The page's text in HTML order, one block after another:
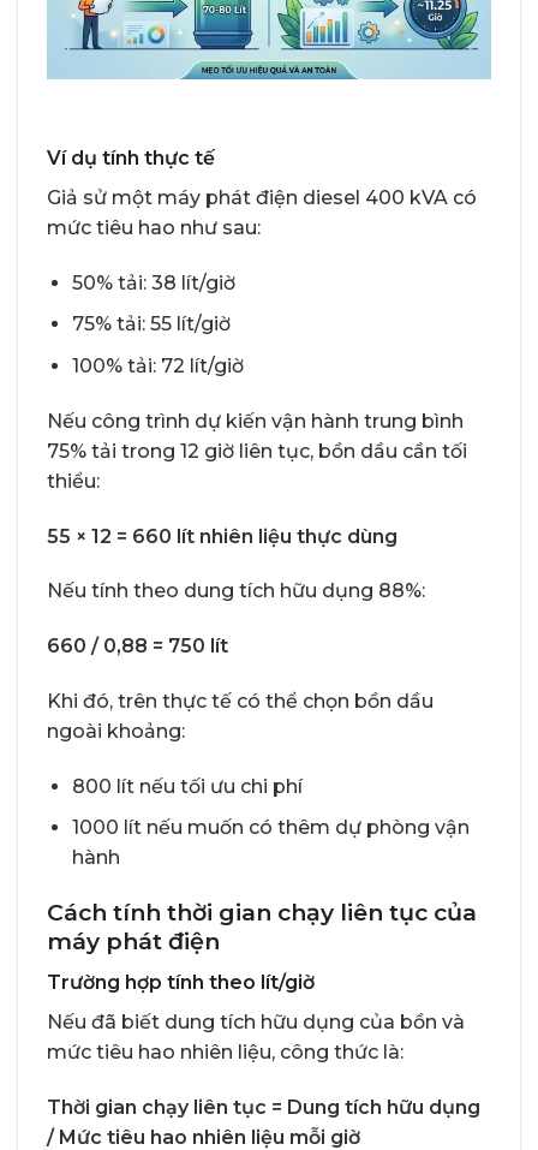
Ví dụ tính thực tế
Giả sử một máy phát điện diesel 400 kVA có
mức tiêu hao như sau:
50% tải: 38 lít/giờ
75% tải: 55 lít/giờ
100% tải: 72 lít/giờ
Nếu công trình dự kiến vận hành trung bình
75% tải trong 12 giờ liên tục, bồn dầu cần tối
thiểu:
55 × 12 = 660 lít nhiên liệu thực dùng
Nếu tính theo dung tích hữu dụng 88%:
660 / 0,88 = 750 lít
Khi đó, trên thực tế có thể chọn bồn dầu
ngoài khoảng:
800 lít nếu tối ưu chi phí
1000 lít nếu muốn có thêm dự phòng vận
hành
Cách tính thời gian chạy liên tục của
máy phát điện
Trường hợp tính theo lít/giờ
Nếu đã biết dung tích hữu dụng của bồn và
mức tiêu hao nhiên liệu, công thức là:
Thời gian chạy liên tục = Dung tích hữu dụng
/ Mức tiêu hao nhiên liệu mỗi giờ